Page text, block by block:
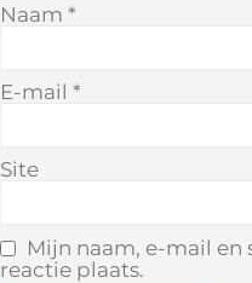
Naam *
E-mail *
Site
Mijn naam, e-mail en
reactie plaats.